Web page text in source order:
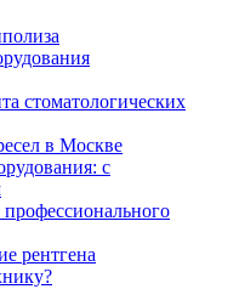
стоматологических
в Москве
с
рентгена